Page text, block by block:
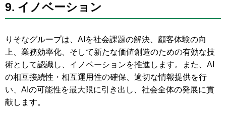
9. イノベーション
りそなグループは、AIを社会課題の解決、顧客体験の向
上、業務効率化、そして新たな価値創造のための有効な技
術として認識し、イノベーションを推進します。また、AI
の相互接続性・相互運用性の確保、適切な情報提供を行
い、AIの可能性を最大限に引き出し、社会全体の発展に貢
献します。